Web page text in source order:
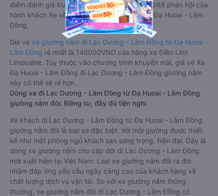
điểm đánh giá trung bình từ 4.1/5 dựa trên 6368 phản hồi của
hành khách Xe về Lạc Dương - Lâm Đồng từ Đạ Huoai - Lâm
Đồng.
Giá vé xe giường nằm đi Lạc Dương - Lâm Đồng từ Đạ Huoai -
Lâm Đồng rẻ nhất là 140000VND của hãng xe Điền Linh
Limousine. Tùy thuộc vào chương trình khuyến mãi, giá vé Xe
Đạ Huoai - Lâm Đồng đi Lạc Dương - Lâm Đồng giường nằm
này có thể sẽ rẻ hơn.
Dòng xe đi Lạc Dương - Lâm Đồng từ Đạ Huoai - Lâm Đồng
giường nằm đôi: Riêng tư, đầy đủ tiện nghi
Xe khách đi Lạc Dương - Lâm Đồng từ Đạ Huoai - Lâm Đồng
giường nằm đôi là loại xe đặc biệt. Với mỗi giường được thiết
kế như một phòng ngủ khách sạn sang trọng, hiện đại. Đây là
dòng xe giường nằm cho cặp đôi đi Lạc Dương - Lâm Đồng
mới xuất hiện tại Việt Nam. Loại xe giường nằm đôi ra đời
nhằm đáp ứng yêu cầu ngày càng cao của khách hàng về
chất lượng dịch vụ vận tải. So với xe giường nằm thông
thường, xe giường nằm đôi đi Lạc Dương - Lâm Đồng có